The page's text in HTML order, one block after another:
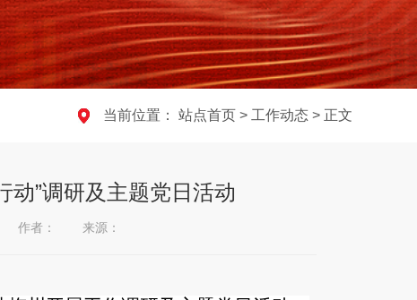
当前位置： 站点首页 > 工作动态 > 正文
动”调研及主题党日活动
作者： 来源：